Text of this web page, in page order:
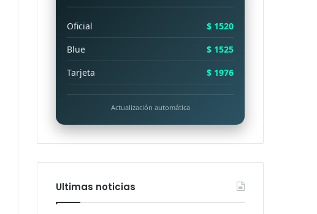
Oficial
$ 1520
Blue
$ 1525
Tarjeta
$ 1976
Actualización automática
Ultimas noticias